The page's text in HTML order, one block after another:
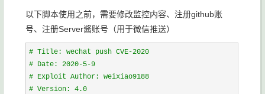
以下脚本使用之前，需要修改监控内容、注册github账
号、注册Server酱账号（用于微信推送）
# Title: wechat push CVE-2020
# Date: 2020-5-9
# Exploit Author: weixiao9188
# Version: 4.0